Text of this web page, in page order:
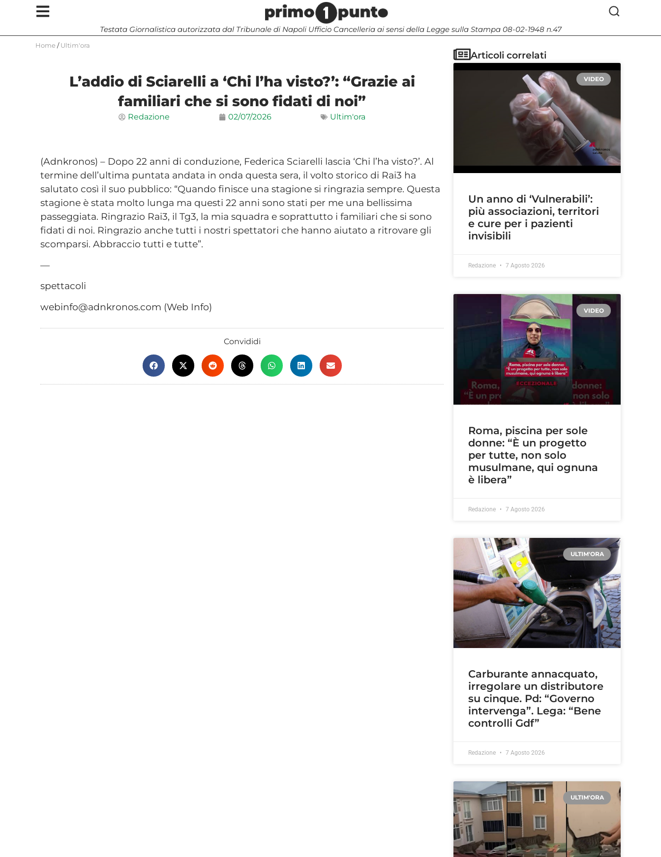
Testata Giornalistica autorizzata dal Tribunale di Napoli Ufficio Cancelleria ai sensi della Legge sulla Stampa 08-02-1948 n.47
Home / Ultim'ora
L’addio di Sciarelli a ‘Chi l’ha visto?’: “Grazie ai
familiari che si sono fidati di noi”
Redazione 02/07/2026 Ultim'ora
(Adnkronos) – Dopo 22 anni di conduzione, Federica Sciarelli lascia ‘Chi l’ha visto?’. Al
termine dell’ultima puntata andata in onda questa sera, il volto storico di Rai3 ha
salutato così il suo pubblico: “Quando finisce una stagione si ringrazia sempre. Questa
stagione è stata molto lunga ma questi 22 anni sono stati per me una bellissima
passeggiata. Ringrazio Rai3, il Tg3, la mia squadra e soprattutto i familiari che si sono
fidati di noi. Ringrazio anche tutti i nostri spettatori che hanno aiutato a ritrovare gli
scomparsi. Abbraccio tutti e tutte”.
—
spettacoli
webinfo@adnkronos.com (Web Info)
Convididi
Articoli correlati
VIDEO
Un anno di ‘Vulnerabili’:
più associazioni, territori
e cure per i pazienti
invisibili
Redazione 7 Agosto 2026
VIDEO
Roma, piscina per sole
donne: “È un progetto
per tutte, non solo
musulmane, qui ognuna
è libera”
Redazione 7 Agosto 2026
ULTIM'ORA
Carburante annacquato,
irregolare un distributore
su cinque. Pd: “Governo
intervenga”. Lega: “Bene
controlli Gdf”
Redazione 7 Agosto 2026
ULTIM'ORA